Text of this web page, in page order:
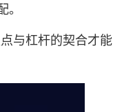
与杠杆的契合才能